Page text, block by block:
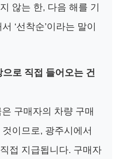
않는 한, 다음 해를 기
‘선착순’이라는 말이
로 직접 들어오는 건
구매자의 차량 구매
이므로, 광주시에서
접 지급됩니다. 구매자